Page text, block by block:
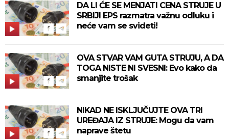
DA LI ĆE SE MENJATI CENA STRUJE U
SRBIJI EPS razmatra važnu odluku i
neće vam se svideti!
OVA STVAR VAM GUTA STRUJU, A DA
TOGA NISTE NI SVESNI: Evo kako da
smanjite trošak
NIKAD NE ISKLJUČUJTE OVA TRI
UREĐAJA IZ STRUJE: Mogu da vam
naprave štetu